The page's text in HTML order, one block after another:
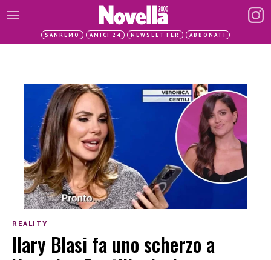
SANREMO AMICI 24 NEWSLETTER ABBONATI
REALITY
Ilary Blasi fa uno scherzo a